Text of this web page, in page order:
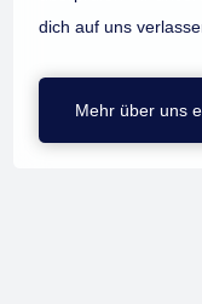
dich auf uns
Mehr über uns